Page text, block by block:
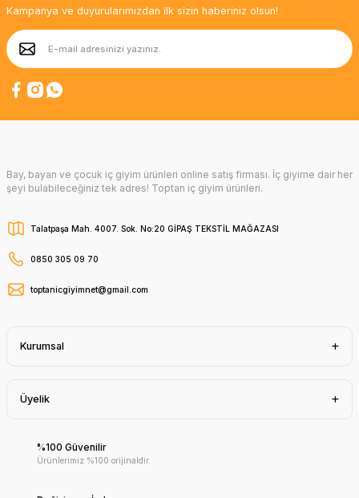
Kampanya ve duyurularımızdan ilk sizin haberiniz olsun!
Bay, bayan ve çocuk iç giyim ürünleri online satış firması. İç giyime dair her
şeyi bulabileceğiniz tek adres! Toptan iç giyim ürünleri.
Talatpaşa Mah. 4007. Sok. No:20 GİPAŞ TEKSTİL MAĞAZASI
0850 305 09 70
toptanicgiyimnet@gmail.com
Kurumsal
Üyelik
%100 Güvenilir
Ürünlerimiz %100 orijinaldir.